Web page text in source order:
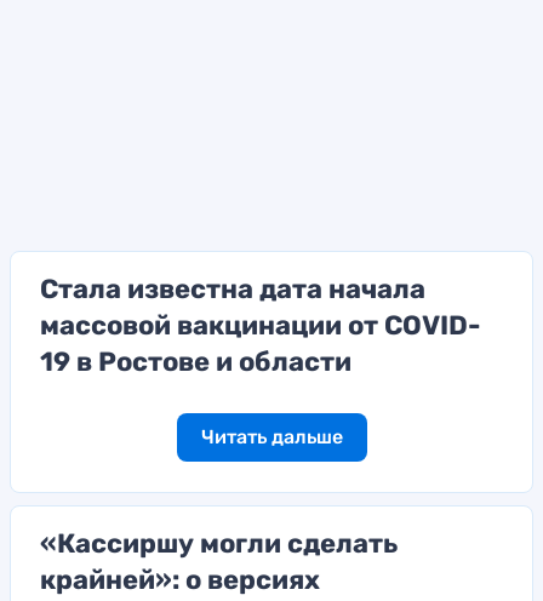
Стала известна дата начала
массовой вакцинации от COVID-
19 в Ростове и области
Читать дальше
«Кассиршу могли сделать
крайней»: о версиях